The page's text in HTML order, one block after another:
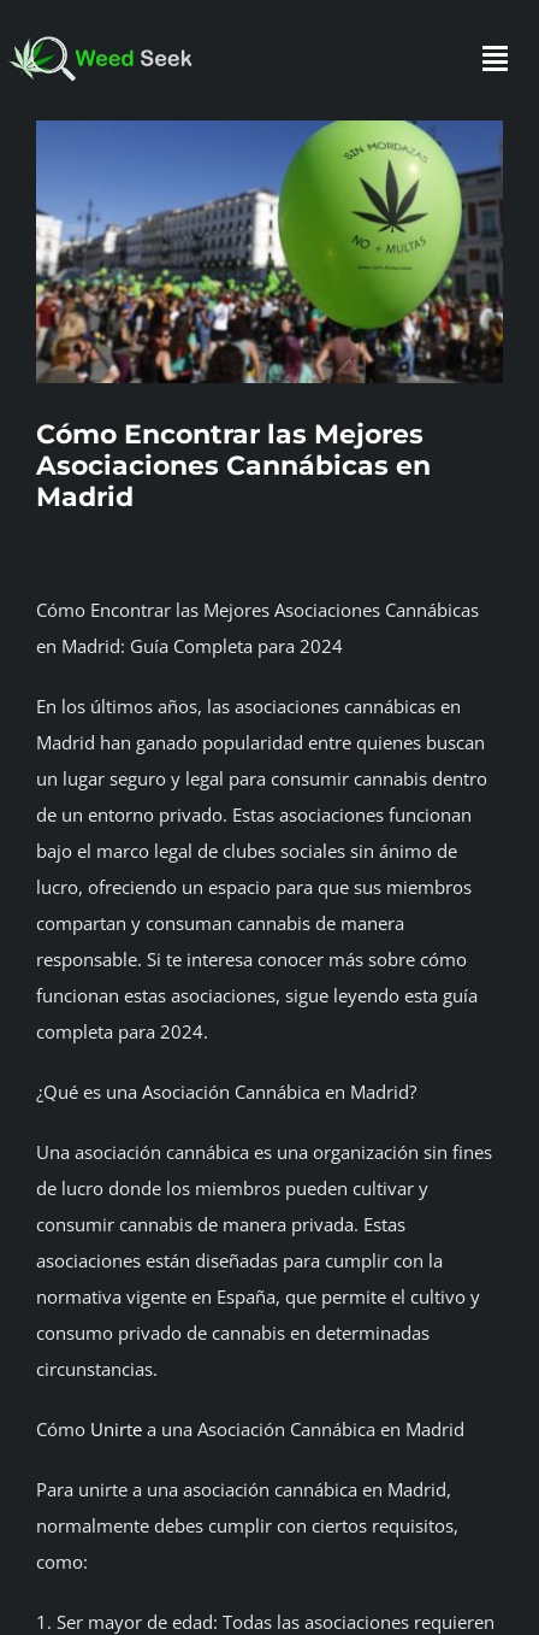
to
SOBRE NOSOTROS
HAZTE SOCIO
FAQ
TESTIMONIOS
CONTACTAR
Español
Image
Cómo Encontrar las Mejores
Asociaciones Cannábicas en
Madrid
Cómo Encontrar las Mejores Asociaciones Cannábicas
en Madrid: Guía Completa para 2024
En los últimos años, las asociaciones cannábicas en
Madrid han ganado popularidad entre quienes buscan
un lugar seguro y legal para consumir cannabis dentro
de un entorno privado. Estas asociaciones funcionan
bajo el marco legal de clubes sociales sin ánimo de
lucro, ofreciendo un espacio para que sus miembros
compartan y consuman cannabis de manera
responsable. Si te interesa conocer más sobre cómo
funcionan estas asociaciones, sigue leyendo esta guía
completa para 2024.
¿Qué es una Asociación Cannábica en Madrid?
Una asociación cannábica es una organización sin fines
de lucro donde los miembros pueden cultivar y
consumir cannabis de manera privada. Estas
asociaciones están diseñadas para cumplir con la
normativa vigente en España, que permite el cultivo y
consumo privado de cannabis en determinadas
circunstancias.
Cómo Unirte a una Asociación Cannábica en Madrid
Para unirte a una asociación cannábica en Madrid,
normalmente debes cumplir con ciertos requisitos,
como:
1. Ser mayor de edad: Todas las asociaciones requieren